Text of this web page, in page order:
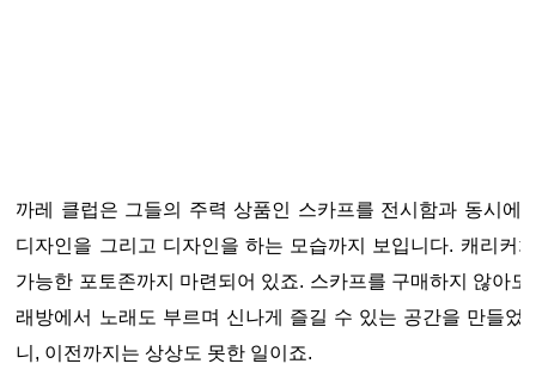
까레 클럽은 그들의 주력 상품인 스카프를 전시함과 동시에
디자인을 그리고 디자인을 하는 모습까지 보입니다. 캐리커
가능한 포토존까지 마련되어 있죠. 스카프를 구매하지 않아
래방에서 노래도 부르며 신나게 즐길 수 있는 공간을 만들었
니, 이전까지는 상상도 못한 일이죠.